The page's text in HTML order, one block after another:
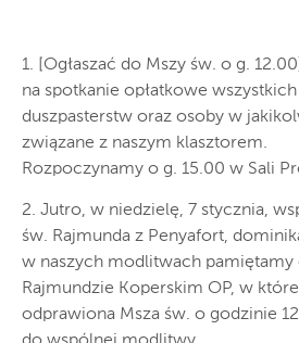
1. [Ogłaszać do Mszy św. o g.
na spotkanie opłatkowe
duszpasterstw oraz osoby w
związane z naszym klasztorem.
Rozpoczynamy o g. 15.00 w Sali
2. Jutro, w niedzielę, 7 stycznia,
św. Rajmunda z Penyafort,
w naszych modlitwach pamiętamy
Rajmundzie Koperskim OP, w
odprawiona Msza św. o godzinie